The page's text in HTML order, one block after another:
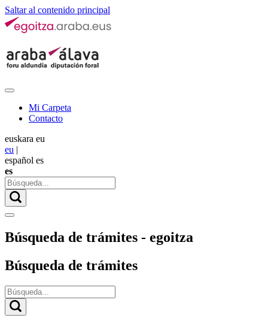
Saltar al contenido principal
Mi Carpeta
Contacto
euskara eu
eu |
español es
es
Búsqueda de trámites - egoitza
Búsqueda de trámites